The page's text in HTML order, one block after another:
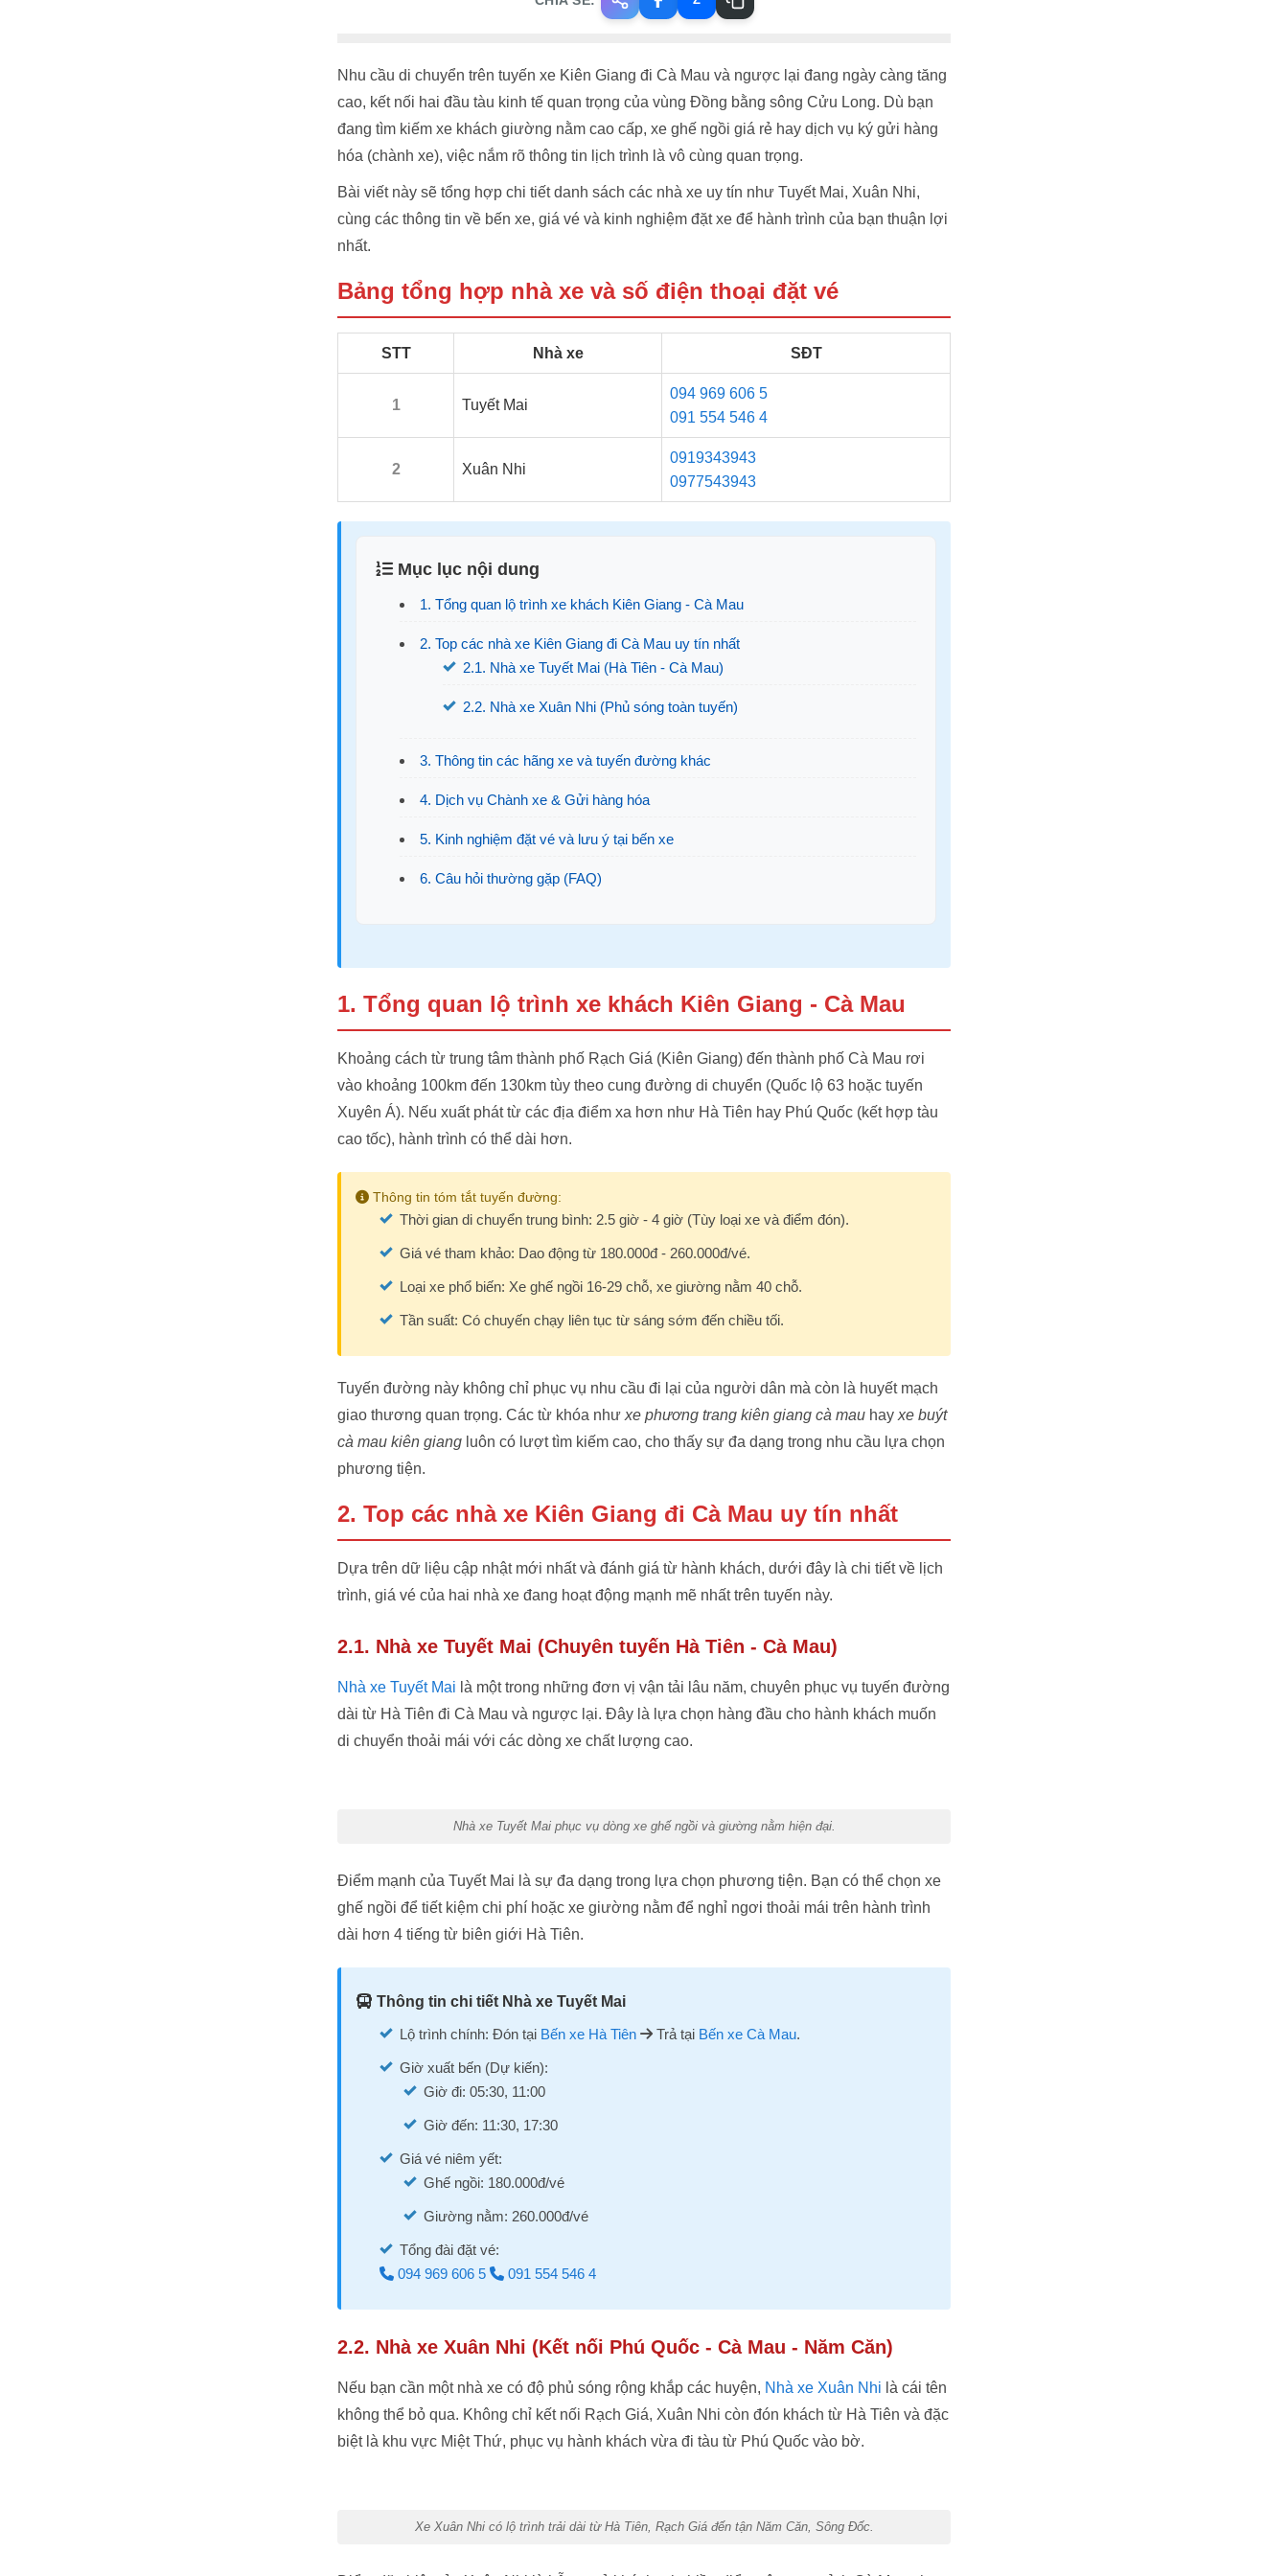
Nhu cầu di chuyển trên tuyến xe Kiên Giang đi Cà Mau và ngược lại đang ngày càng tăng
cao, kết nối hai đầu tàu kinh tế quan trọng của vùng Đồng bằng sông Cửu Long. Dù bạn
đang tìm kiếm xe khách giường nằm cao cấp, xe ghế ngồi giá rẻ hay dịch vụ ký gửi hàng
hóa (chành xe), việc nắm rõ thông tin lịch trình là vô cùng quan trọng.
Bài viết này sẽ tổng hợp chi tiết danh sách các nhà xe uy tín như Tuyết Mai, Xuân Nhi,
cùng các thông tin về bến xe, giá vé và kinh nghiệm đặt xe để hành trình của bạn thuận lợi
nhất.
Bảng tổng hợp nhà xe và số điện thoại đặt vé
STT Nhà xe SĐT
1 Tuyết Mai
094 969 606 5
091 554 546 4
2 Xuân Nhi
0919343943
0977543943
Mục lục nội dung
1. Tổng quan lộ trình xe khách Kiên Giang - Cà Mau
2. Top các nhà xe Kiên Giang đi Cà Mau uy tín nhất
2.1. Nhà xe Tuyết Mai (Hà Tiên - Cà Mau)
2.2. Nhà xe Xuân Nhi (Phủ sóng toàn tuyến)
3. Thông tin các hãng xe và tuyến đường khác
4. Dịch vụ Chành xe & Gửi hàng hóa
5. Kinh nghiệm đặt vé và lưu ý tại bến xe
6. Câu hỏi thường gặp (FAQ)
1. Tổng quan lộ trình xe khách Kiên Giang - Cà Mau
Khoảng cách từ trung tâm thành phố Rạch Giá (Kiên Giang) đến thành phố Cà Mau rơi
vào khoảng 100km đến 130km tùy theo cung đường di chuyển (Quốc lộ 63 hoặc tuyến
Xuyên Á). Nếu xuất phát từ các địa điểm xa hơn như Hà Tiên hay Phú Quốc (kết hợp tàu
cao tốc), hành trình có thể dài hơn.
Thông tin tóm tắt tuyến đường:
Thời gian di chuyển trung bình: 2.5 giờ - 4 giờ (Tùy loại xe và điểm đón).
Giá vé tham khảo: Dao động từ 180.000đ - 260.000đ/vé.
Loại xe phổ biến: Xe ghế ngồi 16-29 chỗ, xe giường nằm 40 chỗ.
Tần suất: Có chuyến chạy liên tục từ sáng sớm đến chiều tối.
Tuyến đường này không chỉ phục vụ nhu cầu đi lại của người dân mà còn là huyết mạch
giao thương quan trọng. Các từ khóa như xe phương trang kiên giang cà mau hay xe buýt
cà mau kiên giang luôn có lượt tìm kiếm cao, cho thấy sự đa dạng trong nhu cầu lựa chọn
phương tiện.
2. Top các nhà xe Kiên Giang đi Cà Mau uy tín nhất
Dựa trên dữ liệu cập nhật mới nhất và đánh giá từ hành khách, dưới đây là chi tiết về lịch
trình, giá vé của hai nhà xe đang hoạt động mạnh mẽ nhất trên tuyến này.
2.1. Nhà xe Tuyết Mai (Chuyên tuyến Hà Tiên - Cà Mau)
Nhà xe Tuyết Mai là một trong những đơn vị vận tải lâu năm, chuyên phục vụ tuyến đường
dài từ Hà Tiên đi Cà Mau và ngược lại. Đây là lựa chọn hàng đầu cho hành khách muốn
di chuyển thoải mái với các dòng xe chất lượng cao.
Nhà xe Tuyết Mai phục vụ dòng xe ghế ngồi và giường nằm hiện đại.
Điểm mạnh của Tuyết Mai là sự đa dạng trong lựa chọn phương tiện. Bạn có thể chọn xe
ghế ngồi để tiết kiệm chi phí hoặc xe giường nằm để nghỉ ngơi thoải mái trên hành trình
dài hơn 4 tiếng từ biên giới Hà Tiên.
Thông tin chi tiết Nhà xe Tuyết Mai
Lộ trình chính: Đón tại Bến xe Hà Tiên Trả tại Bến xe Cà Mau.
Giờ xuất bến (Dự kiến):
Giờ đi: 05:30, 11:00
Giờ đến: 11:30, 17:30
Giá vé niêm yết:
Ghế ngồi: 180.000đ/vé
Giường nằm: 260.000đ/vé
Tổng đài đặt vé:
094 969 606 5
091 554 546 4
2.2. Nhà xe Xuân Nhi (Kết nối Phú Quốc - Cà Mau - Năm Căn)
Nếu bạn cần một nhà xe có độ phủ sóng rộng khắp các huyện, Nhà xe Xuân Nhi là cái tên
không thể bỏ qua. Không chỉ kết nối Rạch Giá, Xuân Nhi còn đón khách từ Hà Tiên và đặc
biệt là khu vực Miệt Thứ, phục vụ hành khách vừa đi tàu từ Phú Quốc vào bờ.
Xe Xuân Nhi có lộ trình trải dài từ Hà Tiên, Rạch Giá đến tận Năm Căn, Sông Đốc.